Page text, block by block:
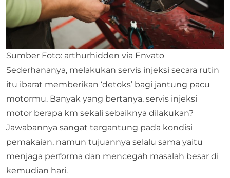
Sumber Foto: arthurhidden via Envato
Sederhananya, melakukan servis injeksi secara rutin
itu ibarat memberikan ‘detoks’ bagi jantung pacu
motormu. Banyak yang bertanya, servis injeksi
motor berapa km sekali sebaiknya dilakukan?
Jawabannya sangat tergantung pada kondisi
pemakaian, namun tujuannya selalu sama yaitu
menjaga performa dan mencegah masalah besar di
kemudian hari.